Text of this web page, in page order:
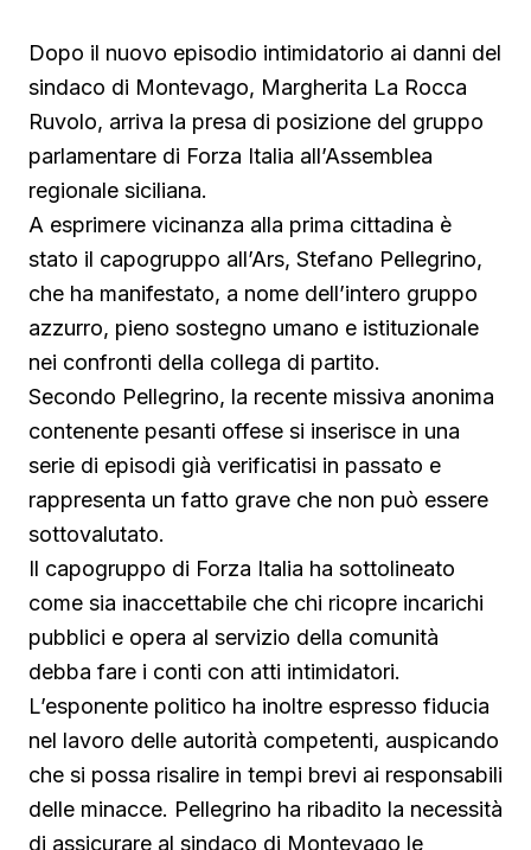
Dopo il nuovo episodio intimidatorio ai danni del
sindaco di Montevago, Margherita La Rocca
Ruvolo, arriva la presa di posizione del gruppo
parlamentare di Forza Italia all’Assemblea
regionale siciliana.
A esprimere vicinanza alla prima cittadina è
stato il capogruppo all’Ars, Stefano Pellegrino,
che ha manifestato, a nome dell’intero gruppo
azzurro, pieno sostegno umano e istituzionale
nei confronti della collega di partito.
Secondo Pellegrino, la recente missiva anonima
contenente pesanti offese si inserisce in una
serie di episodi già verificatisi in passato e
rappresenta un fatto grave che non può essere
sottovalutato.
Il capogruppo di Forza Italia ha sottolineato
come sia inaccettabile che chi ricopre incarichi
pubblici e opera al servizio della comunità
debba fare i conti con atti intimidatori.
L’esponente politico ha inoltre espresso fiducia
nel lavoro delle autorità competenti, auspicando
che si possa risalire in tempi brevi ai responsabili
delle minacce. Pellegrino ha ribadito la necessità
di assicurare al sindaco di Montevago le